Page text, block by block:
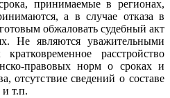
принимаемые в регионах,
а в случае отказа в
обжаловать судебный акт
Не являются уважительными
расстройство
правовых норм о сроках и
отсутствие сведений о составе
и т.п.